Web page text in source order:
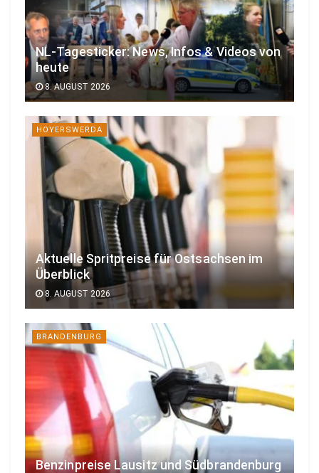
NL-Tagesticker: News, Infos & Videos von
heute
8. AUGUST 2026
HOYERSWERDA
Aktuelle Spritpreise für Ostsachsen im
Überblick
8. AUGUST 2026
BRANDENBURG
Benzinpreise Lausitz und Südbrandenburg